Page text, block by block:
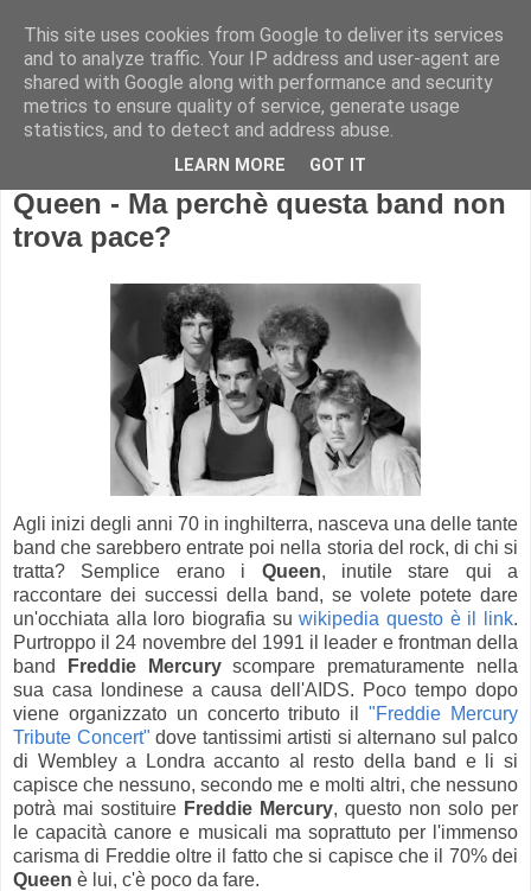
Queen - Ma perchè questa band non
trova pace?
Agli inizi degli anni 70 in inghilterra, nasceva una delle tante
band che sarebbero entrate poi nella storia del rock, di chi si
tratta? Semplice erano i Queen, inutile stare qui a
raccontare dei successi della band, se volete potete dare
un'occhiata alla loro biografia suwikipedia questo è il link.
Purtroppo il 24 novembre del 1991 il leader e frontman della
band
Freddie Mercuryscompare prematuramente nella
sua casa londinese a causa dell'AIDS. Poco tempo dopo
viene organizzato un concerto tributo il"Freddie Mercury
Tribute Concert" dove tantissimi artisti si alternano sul palco
di Wembley a Londra accanto al resto della band e li si
capisce che nessuno, secondo me e molti altri, che nessuno
potrà mai sostituire Freddie Mercury, questo non solo per
le capacità canore e musicali ma soprattuto per l'immenso
carisma di Freddie oltre il fatto che si capisce che il 70% dei
Queen è lui, c'è poco da fare.
This site uses cookies from Google to deliver its services
and to analyze traffic. Your IP address and user-agent are
shared with Google along with performance and security
metrics to ensure quality of service, generate usage
statistics, and to detect and address abuse.
LEARN MORE GOT IT